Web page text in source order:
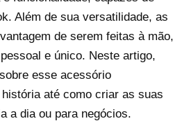
Além de sua versatilidade, as
de serem feitas à mão,
e único. Neste artigo,
esse acessório
até como criar as suas
a dia ou para negócios.